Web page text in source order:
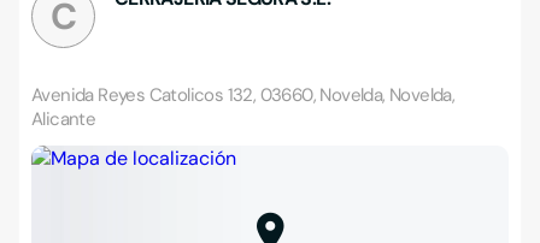
C
Avenida Reyes Catolicos 132, 03660, Novelda, Novelda,
Alicante